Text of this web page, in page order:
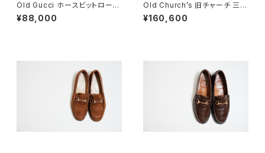
Old Gucci ホースビットローフ
ァー 5.5B Tan DEADSTOCK
¥88,000
Old Church’s 旧チャーチ 三都
市 HICKSTEAD 65G DEADS
TOCK
¥160,600